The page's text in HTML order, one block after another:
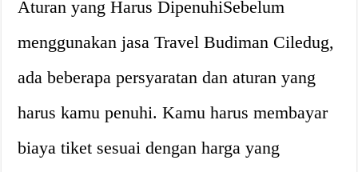
Aturan yang Harus DipenuhiSebelum
menggunakan jasa Travel Budiman Ciledug,
ada beberapa persyaratan dan aturan yang
harus kamu penuhi. Kamu harus membayar
biaya tiket sesuai dengan harga yang